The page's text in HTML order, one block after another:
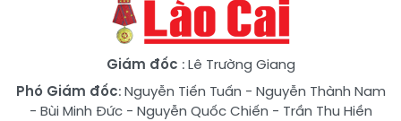
Giám đốc : Lê Trường Giang
Phó Giám đốc:Nguyễn Tiến Tuấn - Nguyễn Thành Nam
- Bùi Minh Đức- Nguyễn Quốc Chiến - Trần Thu Hiền